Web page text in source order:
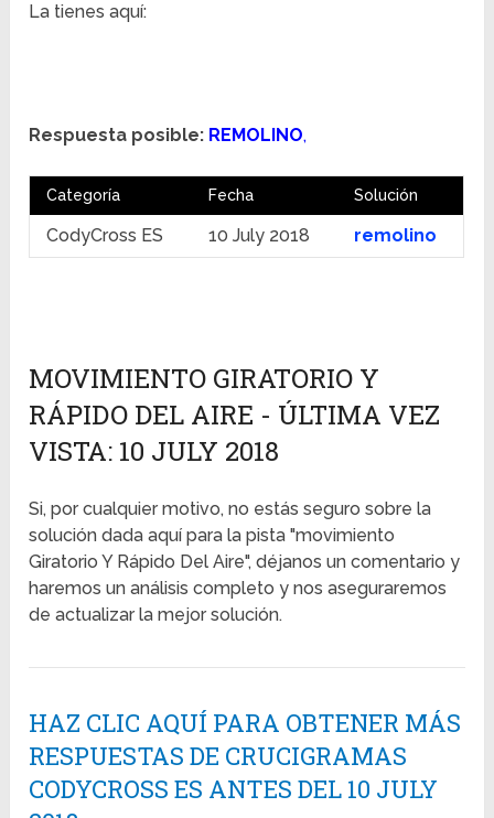
La tienes aquí:
Respuesta posible: REMOLINO,
Categoría Fecha Solución
CodyCross ES 10 July 2018 remolino
MOVIMIENTO GIRATORIO Y
RÁPIDO DEL AIRE - ÚLTIMA VEZ
VISTA: 10 JULY 2018
Si, por cualquier motivo, no estás seguro sobre la
solución dada aquí para la pista "movimiento
Giratorio Y Rápido Del Aire", déjanos un comentario y
haremos un análisis completo y nos aseguraremos
de actualizar la mejor solución.
HAZ CLIC AQUÍ PARA OBTENER MÁS
RESPUESTAS DE CRUCIGRAMAS
CODYCROSS ES ANTES DEL 10 JULY